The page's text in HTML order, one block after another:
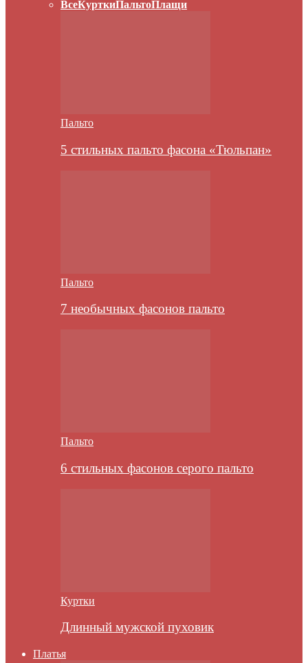
ВсеКурткиПальтоПлащи
Пальто
5 стильных пальто фасона «Тюльпан»
Пальто
7 необычных фасонов пальто
Пальто
6 стильных фасонов серого пальто
Куртки
Длинный мужской пуховик
Платья